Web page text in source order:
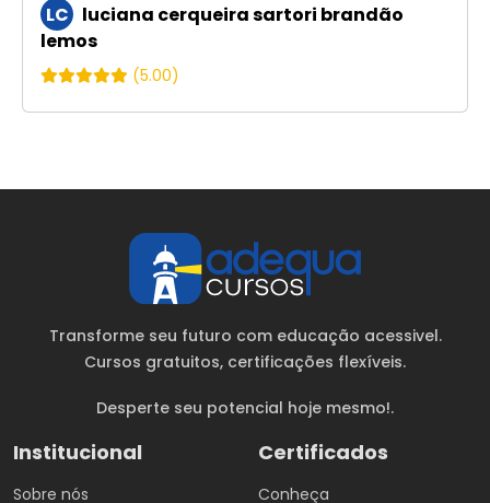
LC
luciana cerqueira sartori brandão
lemos
(5.00)
Transforme seu futuro com educação acessivel.
Cursos gratuitos, certificações flexíveis.
Desperte seu potencial hoje mesmo!.
Institucional
Sobre nós
Certificados
Conheça